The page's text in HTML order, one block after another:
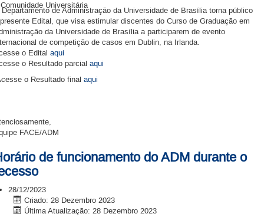
Universitária
Departamento de Administração da Universidade de Brasília torna público
Edital, que visa estimular discentes do Curso de Graduação em
da Universidade de Brasília a participarem de evento
de competição de casos em Dublin, na Irlanda.
o Edital aqui
o Resultado parcial aqui
o Resultado final aqui
FACE/ADM
de funcionamento do ADM durante o
28/12/2023
Criado: 28 Dezembro 2023
Última Atualização: 28 Dezembro 2023